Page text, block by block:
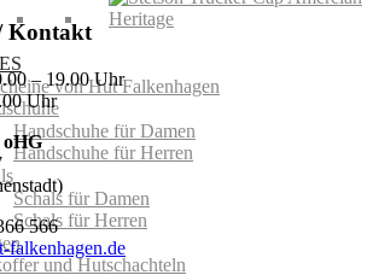
von Hut Falkenhagen
Handschuhe für Damen
Handschuhe für Herren
Schals für Damen
Schals für Herren
und Hutschachteln
Kontakt
– 19.00 Uhr
Uhr
oHG
566
falkenhagen.de